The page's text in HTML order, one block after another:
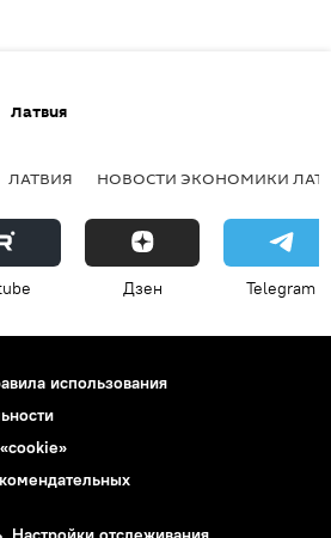
Латвия
ЛАТВИЯ НОВОСТИ ЭКОНОМИКИ
Дзен Telegram
использования